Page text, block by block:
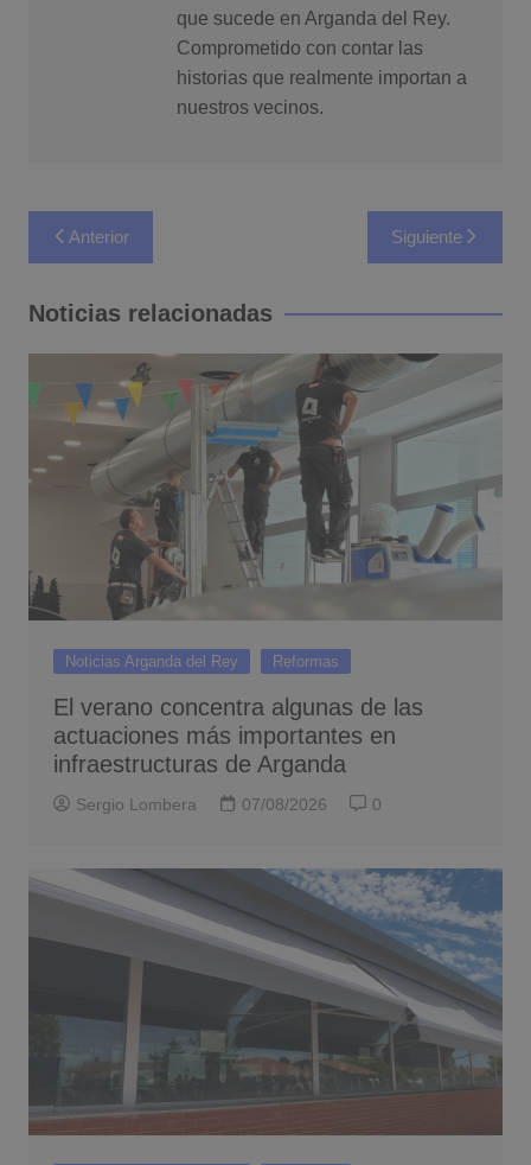
que sucede en Arganda del Rey.
Comprometido con contar las
historias que realmente importan a
nuestros vecinos.
Navegación
de
entradas
Anterior Siguiente
Noticias relacionadas
Noticias Arganda del Rey Reformas
El verano concentra algunas de las
actuaciones más importantes en
infraestructuras de Arganda
Sergio Lombera 07/08/2026 0